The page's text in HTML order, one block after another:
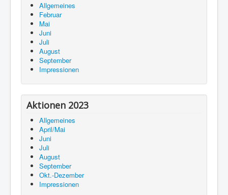
Allgemeines
Februar
Mai
Juni
Juli
August
September
Impressionen
Aktionen 2023
Allgemeines
April/Mai
Juni
Juli
August
September
Okt.-Dezember
Impressionen